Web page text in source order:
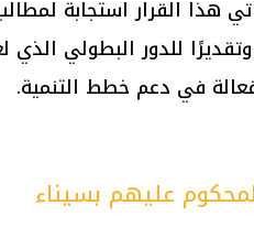
هذا القرار استجابة
للدور البطولي الذي
في دعم خطط التنمية.
عليهم بسيناء